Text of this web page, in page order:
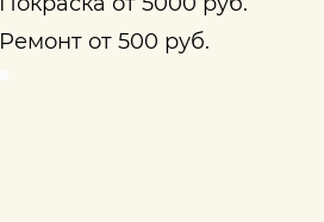
Ремонт от 500 руб.